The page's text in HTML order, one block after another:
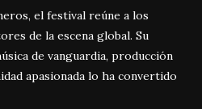
el festival reúne a los
de la escena global. Su
de vanguardia, producción
apasionada lo ha convertido